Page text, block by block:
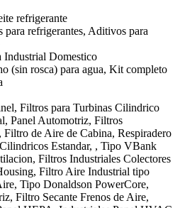
refrigerante
refrigerantes, Aditivos para
Industrial Domestico
(sin rosca) para agua, Kit completo
Filtros para Turbinas Cilindrico
Panel Automotriz, Filtros
de Aire de Cabina, Respiradero
Estandar, , Tipo VBank
Filtros Industriales Colectores
Filtro Aire Industrial tipo
Tipo Donaldson PowerCore,
Filtro Secante Frenos de Aire,